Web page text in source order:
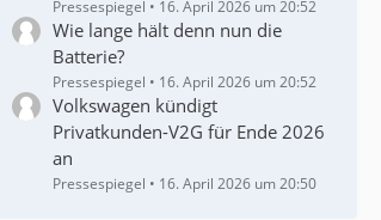
Pressespiegel 16. April 2026 um 20:52
Wie lange hält denn nun die
Batterie?
Pressespiegel 16. April 2026 um 20:52
Volkswagen kündigt
Privatkunden-V2G für Ende 2026
an
Pressespiegel 16. April 2026 um 20:50